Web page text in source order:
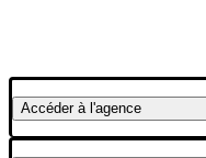
Accéderà l'agence